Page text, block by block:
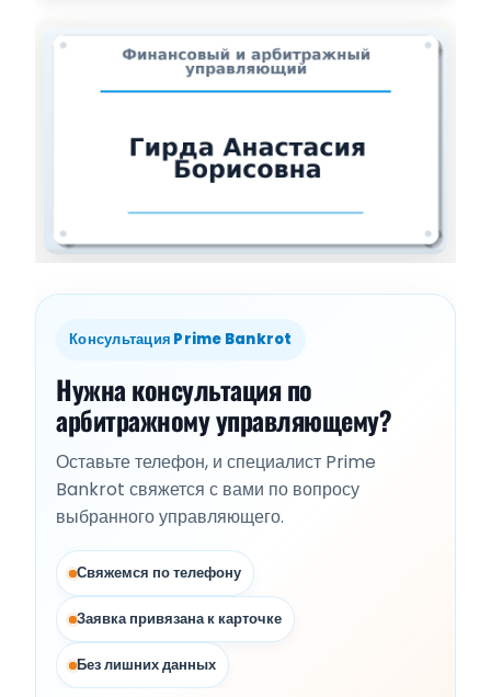
Консультация Prime Bankrot
Нужна консультация по
арбитражному управляющему?
Оставьте телефон, и специалист Prime
Bankrot свяжется с вами по вопросу
выбранного управляющего.
Свяжемся по телефону
Заявка привязана к карточке
Без лишних данных